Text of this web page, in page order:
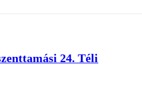
24. Téli